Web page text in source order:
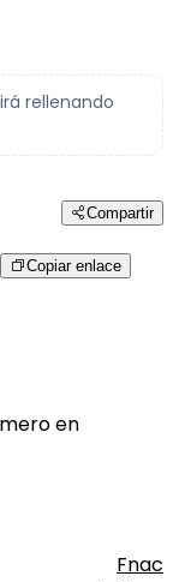
rellenando
Compartir
Copiar enlace
en
Fnac